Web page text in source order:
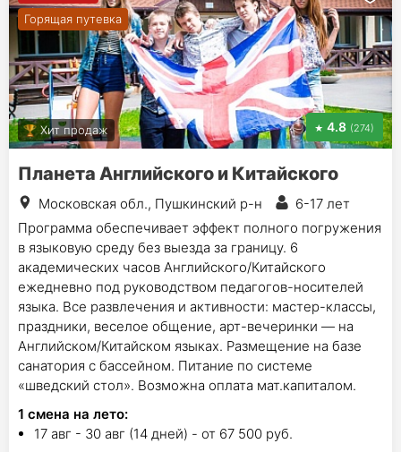
Горящая путевка
Хит продаж 4.8 (274)
Планета Английского и Китайского
Московская обл., Пушкинский р-н
6-17 лет
Программа обеспечивает эффект полного погружения
в языковую среду без выезда за границу. 6
академических часов Английского/Китайского
ежедневно под руководством педагогов-носителей
языка. Все развлечения и активности: мастер-классы,
праздники, веселое общение, арт-вечеринки — на
Английском/Китайском языках. Размещение на базе
санатория с бассейном. Питание по системе
«шведский стол». Возможна оплата мат.капиталом.
1 смена на лето:
17 авг - 30 авг (14 дней) - от 67 500 руб.